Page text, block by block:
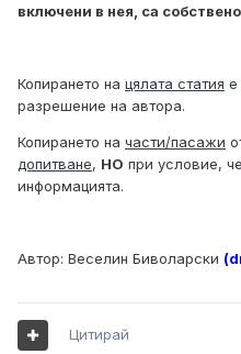
включени в нея, са
Копирането на цялата статия е
разрешение на автора.
Копирането на части/пасажи
допитване, НО при условие,
информацията.
Автор: Веселин Биволарски
Цитирай